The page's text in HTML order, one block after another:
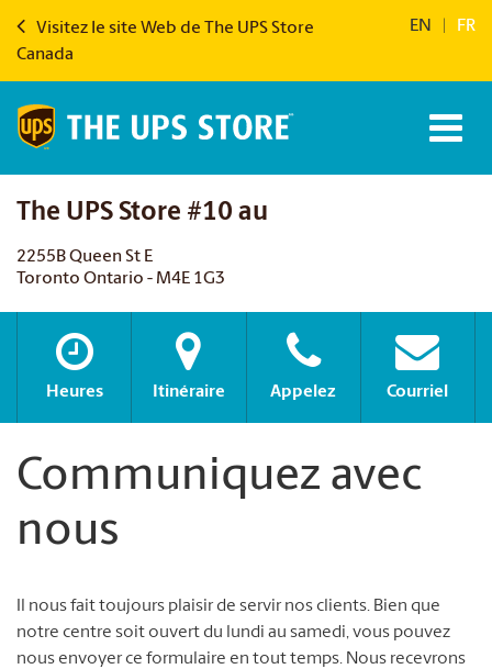
Visitez le site Web de The UPS Store
Canada
EN FR
The UPS Store #10 au
2255B Queen St E
Toronto Ontario - M4E 1G3
Heures Itinéraire Appelez Courriel
Communiquez avec
nous
Il nous fait toujours plaisir de servir nos clients. Bien que
notre centre soit ouvert du lundi au samedi, vous pouvez
nous envoyer ce formulaire en tout temps. Nous recevrons